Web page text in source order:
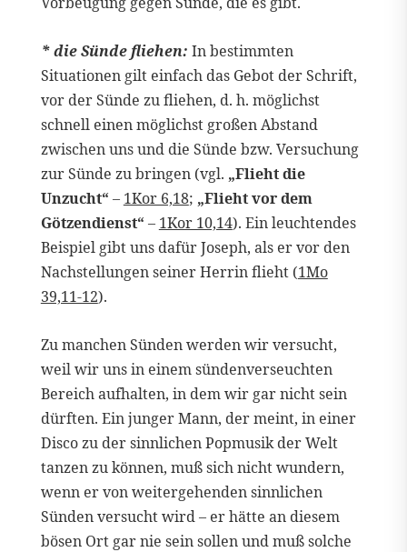
* die Sünde fliehen: In bestimmten
Situationen gilt einfach das Gebot der Schrift,
vor der Sünde zu fliehen, d. h. möglichst
schnell einen möglichst großen Abstand
zwischen uns und die Sünde bzw. Versuchung
zur Sünde zu bringen (vgl. „Flieht die
Unzucht“ – 1Kor 6,18; „Flieht vor dem
Götzendienst“ – 1Kor 10,14). Ein leuchtendes
Beispiel gibt uns dafür Joseph, als er vor den
Nachstellungen seiner Herrin flieht (1Mo
39,11-12).
Zu manchen Sünden werden wir versucht,
weil wir uns in einem sündenverseuchten
Bereich aufhalten, in dem wir gar nicht sein
dürften. Ein junger Mann, der meint, in einer
Disco zu der sinnlichen Popmusik der Welt
tanzen zu können, muß sich nicht wundern,
wenn er von weitergehenden sinnlichen
Sünden versucht wird – er hätte an diesem
bösen Ort gar nie sein sollen und muß solche